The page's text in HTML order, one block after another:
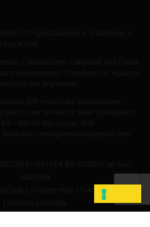
| Politica aziendale